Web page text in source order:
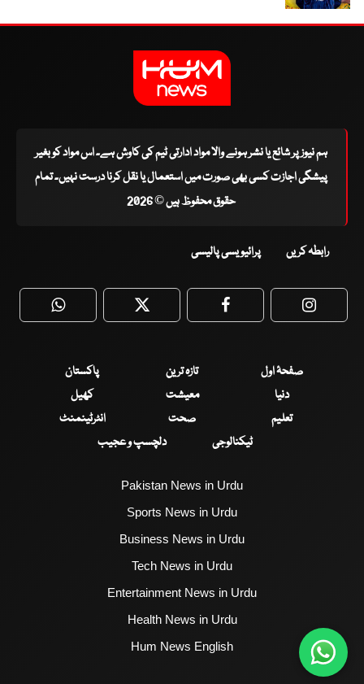
ہم نیوز پر شائع یا نشر ہونے والا مواد ادارتی ٹیم کی کاوش ہے۔ اس مواد کو بغیر
پیشگی اجازت کسی بھی صورت میں استعمال یا نقل کرنا درست نہیں۔ تمام
حقوق محفوظ ہیں © 2026
رابطہ کریں پرائیویسی پالیسی
WhatsApp Twitter Facebook
صفحۂ اول تازہ ترین
پاکستان
دنیا
معیشت
کھیل
تعلیم
صحت
انٹرٹینمنٹ
ٹیکنالوجی
دلچسپ و عجیب
Pakistan News in Urdu
Sports News in Urdu
Business News in Urdu
Tech News in Urdu
Entertainment News in Urdu
Health News in Urdu
Hum News English